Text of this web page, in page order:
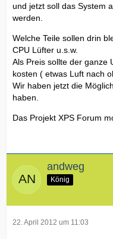
und jetzt soll das System
werden.
Welche Teile sollen drin
CPU Lüfter u.s.w.
Als Preis sollte der ganze
kosten ( etwas Luft nach
Wir haben jetzt die
haben.
Das Projekt XPS Forum
andweg
König
22. April 2012 um 11:03